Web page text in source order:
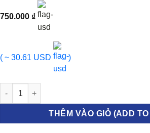
750.000 ₫
( ~ 30.61 USD )
TỲ CAM CONG LEXUS LX570 2011-2016 |
THÊM VÀO GIỎ (ADD